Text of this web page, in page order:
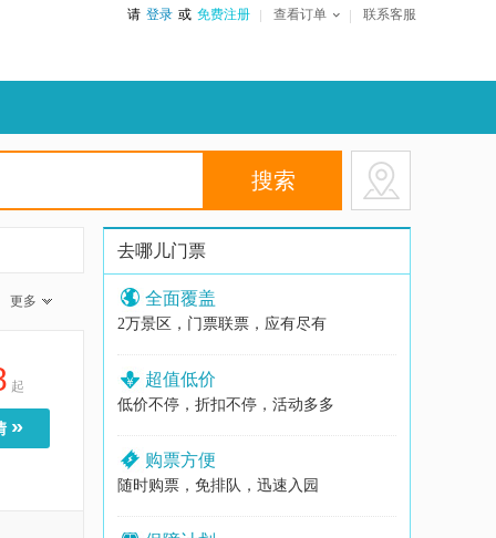
请 登录 或 免费注册 查看订单 联系客服
更多
起
»
去哪儿门票
全面覆盖
2万景区，门票联票，应有尽有
超值低价
低价不停，折扣不停，活动多多
购票方便
随时购票，免排队，迅速入园